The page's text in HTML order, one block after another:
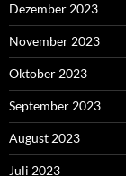
Dezember 2023
November 2023
Oktober 2023
September 2023
August 2023
Juli 2023